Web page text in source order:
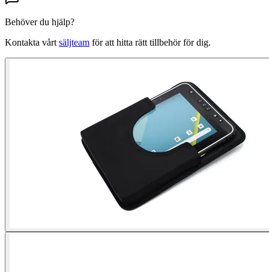
Behöver du hjälp?
Kontakta vårt säljteam för att hitta rätt tillbehör för dig.